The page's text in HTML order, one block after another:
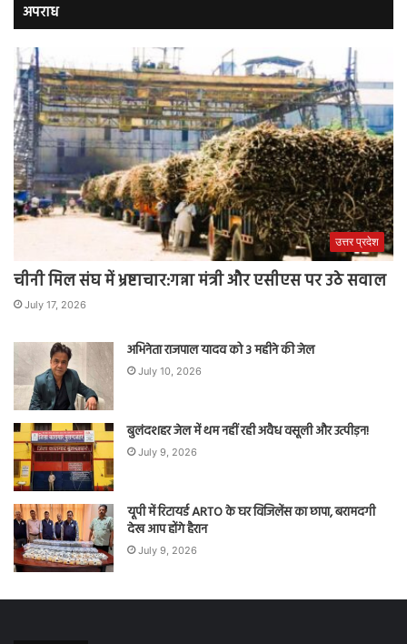
अपराध
उत्तर प्रदेश
चीनी मिल संघ में भ्रष्टाचार:गन्ना मंत्री और एसीएस पर उठे सवाल
July 17, 2026
अभिनेता राजपाल यादव को 3 महीने की जेल
July 10, 2026
बुलंदशहर जेल में थम नहीं रही अवैध वसूली और उत्पीड़न!
July 9, 2026
यूपी में रिटायर्ड ARTO के घर विजिलेंस का छापा, बरामदगी
देख आप होंगे हैरान
July 9, 2026